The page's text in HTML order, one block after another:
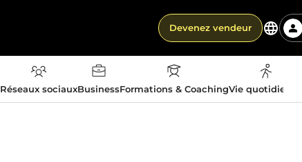
Devenez vendeur
Réseaux sociauxBusinessFormations & CoachingVie